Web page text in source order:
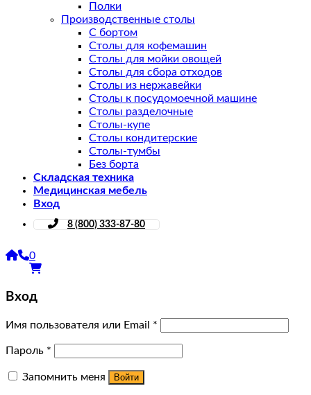
Полки
Производственные столы
С бортом
Столы для кофемашин
Столы для мойки овощей
Столы для сбора отходов
Столы из нержавейки
Столы к посудомоечной машине
Столы разделочные
Столы-купе
Столы кондитерские
Столы-тумбы
Без борта
Складская техника
Медицинская мебель
Вход
8 (800) 333-87-80
0
Вход
Имя пользователя или Email *
Пароль *
Запомнить меня Войти